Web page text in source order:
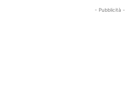
- Pubblicità -